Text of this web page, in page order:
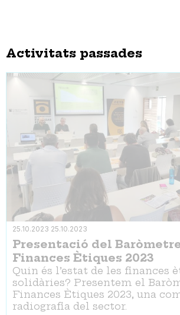
Activitats passades
25.10.2023 25.10.2023
Presentació del
Finances Ètiques 2023
Quin és l’estat de les finances
solidàries? Presentem el
Finances Ètiques 2023, una
radiografia del sector.